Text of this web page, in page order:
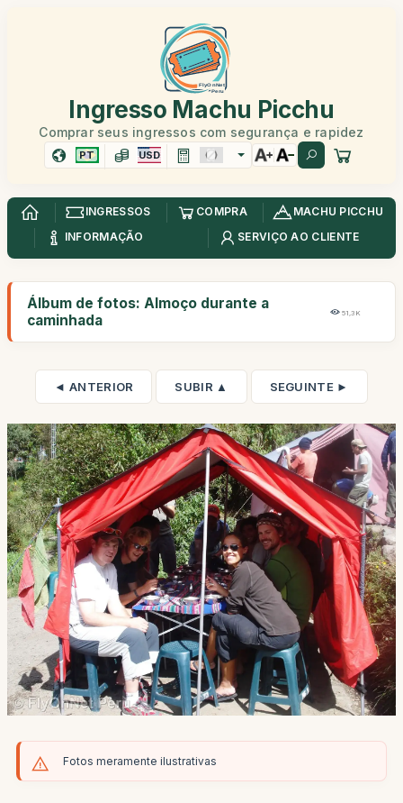
Ingresso Machu Picchu
Comprar seus ingressos com segurança e rapidez
PT USD
INGRESSOS COMPRA
MACHU PICCHU
INFORMAÇÃO
SERVIÇO AO CLIENTE
Álbum de fotos: Almoço durante a
caminhada
51,3K
◄ ANTERIOR SUBIR ▲ SEGUINTE ►
Fotos meramente ilustrativas